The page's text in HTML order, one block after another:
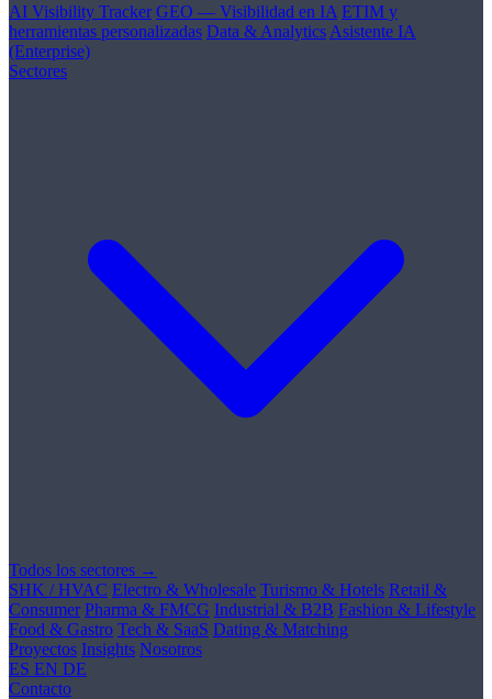
AI Visibility Tracker GEO — Visibilidad en IA ETIM y
herramientas personalizadas Data & Analytics Asistente IA
(Enterprise)
Sectores
Todos los sectores →
SHK / HVAC Electro & Wholesale Turismo & Hotels Retail &
Consumer Pharma & FMCG Industrial & B2B Fashion & Lifestyle
Food & Gastro Tech & SaaS Dating & Matching
Proyectos Insights Nosotros
ES EN DE
Contacto